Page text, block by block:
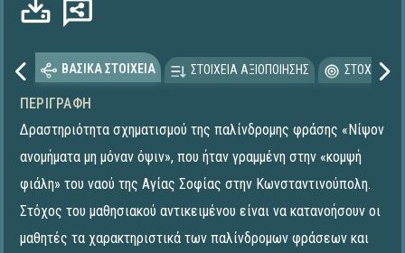
ΒΑΣΙΚΑ ΣΤΟΙΧΕΙΑ ΣΤΟΙΧΕΙΑ ΑΞΙΟΠΟΙΗΣΗΣ
ΠΕΡΙΓΡΑΦΉ
Δραστηριότητα σχηματισμού της παλίνδρομης φράσης «Νίψον
ανομήματα μη μόναν όψιν», που ήταν γραμμένη στην «κομψή
φιάλη» του ναού της Αγίας Σοφίας στην Κωνσταντινούπολη.
Στόχος του μαθησιακού αντικειμένου είναι να κατανοήσουν οι
μαθητές τα χαρακτηριστικά των παλίνδρομων φράσεων και